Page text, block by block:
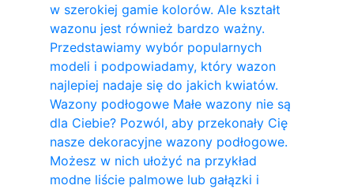
w szerokiej gamie kolorów. Ale kształt
wazonu jest również bardzo ważny.
Przedstawiamy wybór popularnych
modeli i podpowiadamy, który wazon
najlepiej nadaje się do jakich kwiatów.
Wazony podłogowe Małe wazony nie są
dla Ciebie? Pozwól, aby przekonały Cię
nasze dekoracyjne wazony podłogowe.
Możesz w nich ułożyć na przykład
modne liście palmowe lub gałązki i